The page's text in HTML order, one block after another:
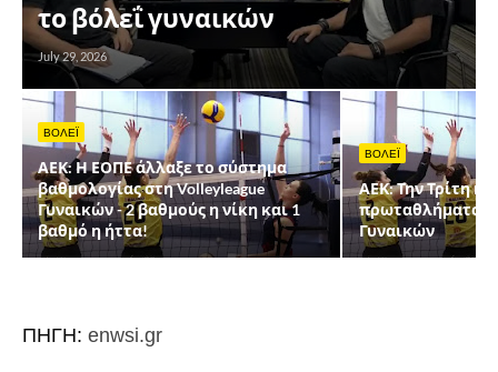
το βόλεΐ γυναικών
July 29, 2026
ΒΟΛΕΪ
ΑΕΚ: Η ΕΟΠΕ άλλαξε το σύστημα
βαθμολογίας στη Volleyleague
Γυναικών - 2 βαθμούς η νίκη και 1
βαθμό η ήττα!
ΒΟΛΕΪ
ΑΕΚ: Την Τρίτη η
πρωταθλήματος
Γυναικών
ΠΗΓΗ: enwsi.gr